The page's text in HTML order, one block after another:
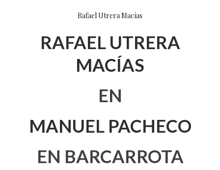
Rafael Utrera Macías
RAFAEL UTRERA
MACÍAS
EN
MANUEL PACHECO
EN BARCARROTA